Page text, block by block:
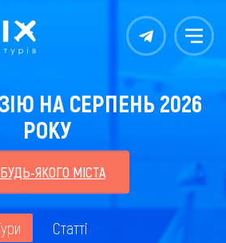
Контакты Меню
НА СЕРПЕНЬ 2026
РОКУ
ЯКОГО МІСТА
Статті